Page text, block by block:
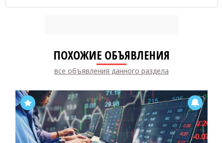
ПОХОЖИЕ ОБЪЯВЛЕНИЯ
все объявления данного раздела